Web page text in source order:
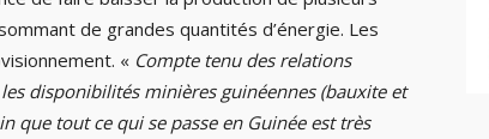
de grandes quantités d’énergie. Les
« Compte tenu des relations
disponibilités minières guinéennes (bauxite et
que tout ce qui se passe en Guinée est très